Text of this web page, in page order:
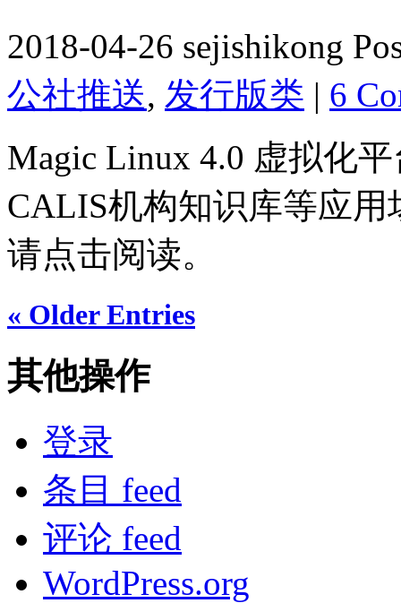
2018-04-26 sejishikong
公社推送, 发行版类 | 6
Magic Linux 4.0 虚拟化
CALIS机构知识库等应
请点击阅读。
« Older Entries
其他操作
登录
条目 feed
评论 feed
WordPress.org